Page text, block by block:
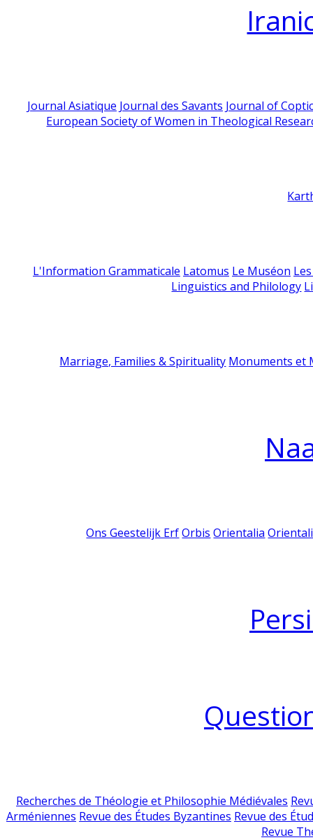
Journal Asiatique Journal des Savants Journal of
European Society of Women in Theological
L'Information Grammaticale Latomus Le Muséon
Linguistics and Philology
Marriage, Families & Spirituality Monuments et
Ons Geestelijk Erf Orbis Orientalia
Recherches de Théologie et Philosophie Médiévales
Arméniennes Revue des Études Byzantines Revue des
Revue